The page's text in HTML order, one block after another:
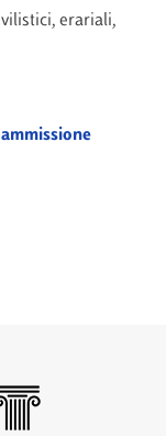
erariali,